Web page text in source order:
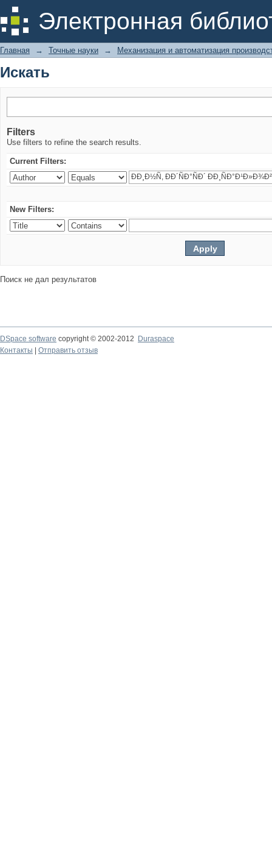
Электронная
Искать
Главная → Точные науки → Механизация и автоматизация
Искать
Filters
Use filters to refine the search results.
Current Filters:
New Filters:
Поиск не дал результатов
DSpace software copyright © 2002-2012
Duraspace
Контакты
Отправить отзыв